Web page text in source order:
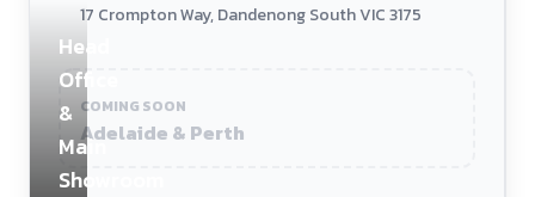
17 Crompton Way, Dandenong South VIC 3175
COMING SOON
Adelaide & Perth
Head
Office
&
Main
Showroom